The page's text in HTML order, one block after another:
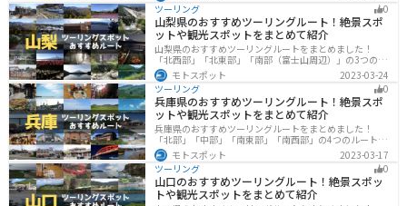
ングに行く際は参考にしてください。
ツーリング
0
山梨県のおすすめツーリングルート！絶景スポ
ットや観光スポットをまとめて紹介
山梨県のおすすめツーリングルートをまとめました！
「北西部」「北東部」「南部（富士山周辺）」の3つのル
ート紹介します。富士山を中心に自然豊かな景色や食事
を楽しめるスポットが多数あります。バイクで山梨県に
ツーリングに行く際は参考にしてください。
モトスポット
2023-03-24
ツーリング
0
兵庫県のおすすめツーリングルート！絶景スポ
ットや観光スポットをまとめて紹介
兵庫県のおすすめツーリングルートをまとめました！
「北部」「中部」「南東部」「南西部」の4つのルート紹
介します。自然豊かな山を堪能できる北部と中部、街中
で海辺の南部と違った楽しみ方ができます。バイクで兵
庫県にツーリングに行く際は参考にしてください。
モトスポット
2023-03-17
ツーリング
0
山口のおすすめツーリングルート！絶景スポッ
トや観光スポットをまとめて紹介